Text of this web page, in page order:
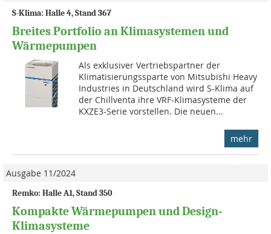
S-Klima: Halle 4, Stand 367
Breites Portfolio an Klimasystemen und
Wärmepumpen
Als exklusiver Vertriebspartner der
Klimatisierungssparte von Mitsubishi Heavy
Industries in Deutschland wird S-Klima auf
der Chillventa ihre VRF-Klimasysteme der
KXZE3-Serie vorstellen. Die neuen...
mehr
Ausgabe 11/2024
Remko: Halle A1, Stand 350
Kompakte Wärmepumpen und Design-
Klimasysteme